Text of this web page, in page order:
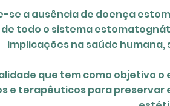
se a ausência de doença
todo o sistema
implicações na saúde humana,
que tem como objetivo
e terapêuticos para